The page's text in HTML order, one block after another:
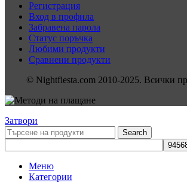
Регистрация
Вход в профила
Забравена парола
Статус поръчка
Любими продукти
Сравнени продукти
© Nightfiesta.com 2010-2025. Всички
Затвори
Search
Меню
Категории